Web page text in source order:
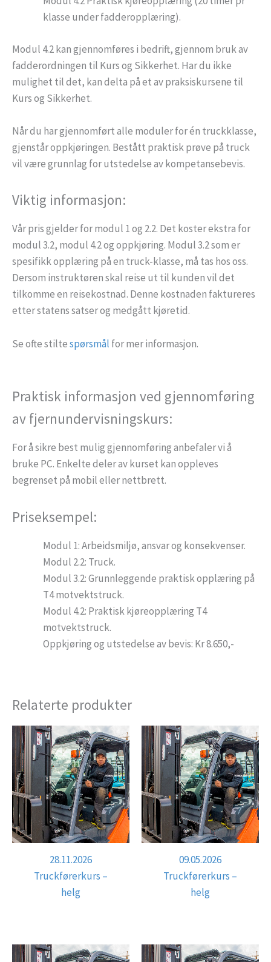
klasse under fadderopplæring).
Modul 4.2 kan gjennomføres i bedrift, gjennom bruk av
fadderordningen til Kurs og Sikkerhet. Har du ikke
mulighet til det, kan delta på et av praksiskursene til
Kurs og Sikkerhet.
Når du har gjennomført alle moduler for én truckklasse,
gjenstår oppkjøringen. Bestått praktisk prøve på truck
vil være grunnlag for utstedelse av kompetansebevis.
Viktig informasjon:
Vår pris gjelder for modul 1 og 2.2. Det koster ekstra for
modul 3.2, modul 4.2 og oppkjøring. Modul 3.2 som er
spesifikk opplæring på en truck-klasse, må tas hos oss.
Dersom instruktøren skal reise ut til kunden vil det
tilkomme en reisekostnad. Denne kostnaden faktureres
etter statens satser og medgått kjøretid.
Se ofte stiltespørsmål for mer informasjon.
Praktisk informasjon ved gjennomføring
av fjernundervisningskurs:
For å sikre best mulig gjennomføring anbefaler vi å
bruke PC. Enkelte deler av kurset kan oppleves
begrenset på mobil eller nettbrett.
Priseksempel:
Modul 1: Arbeidsmiljø, ansvar og konsekvenser.
Modul 2.2: Truck.
Modul 3.2: Grunnleggende praktisk opplæring på
T4 motvektstruck.
Modul 4.2: Praktisk kjøreopplæring T4
motvektstruck.
Oppkjøring og utstedelse av bevis: Kr 8.650,-
Relaterte produkter
28.11.2026
Truckførerkurs –
helg
09.05.2026
Truckførerkurs –
helg